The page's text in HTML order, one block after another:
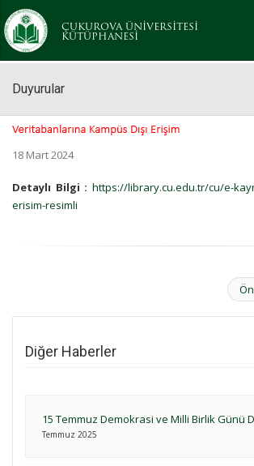
ÇUKUROVA ÜNİVERSİTESİ
KÜTÜPHANESİ
Duyurular
18 Mart 2024
Detaylı Bilgi : https://library.cu.edu.tr/cu/e-
erisim-resimli
Diğer Haberler
15 Temmuz Demokrasi ve Milli Birlik Günü
Temmuz 2025